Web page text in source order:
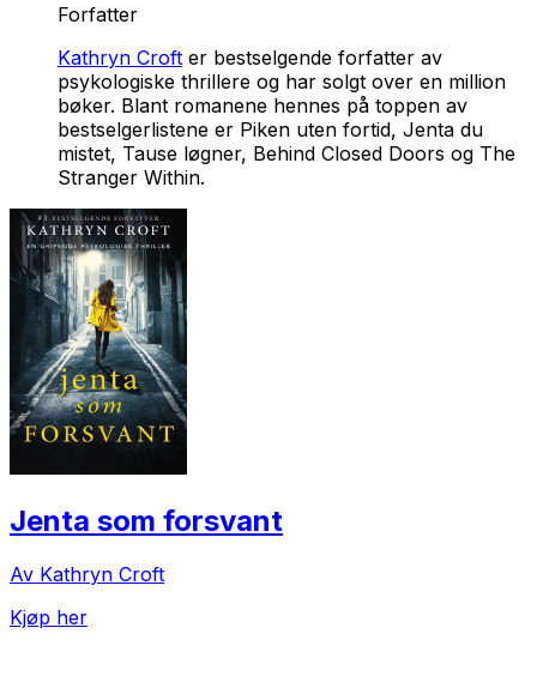
Forfatter
Kathryn Croft er bestselgende forfatter av
psykologiske thrillere og har solgt over en million
bøker. Blant romanene hennes på toppen av
bestselgerlistene er Piken uten fortid, Jenta du
mistet, Tause løgner, Behind Closed Doors og The
Stranger Within.
Jenta som forsvant
Av Kathryn Croft
Kjøp her